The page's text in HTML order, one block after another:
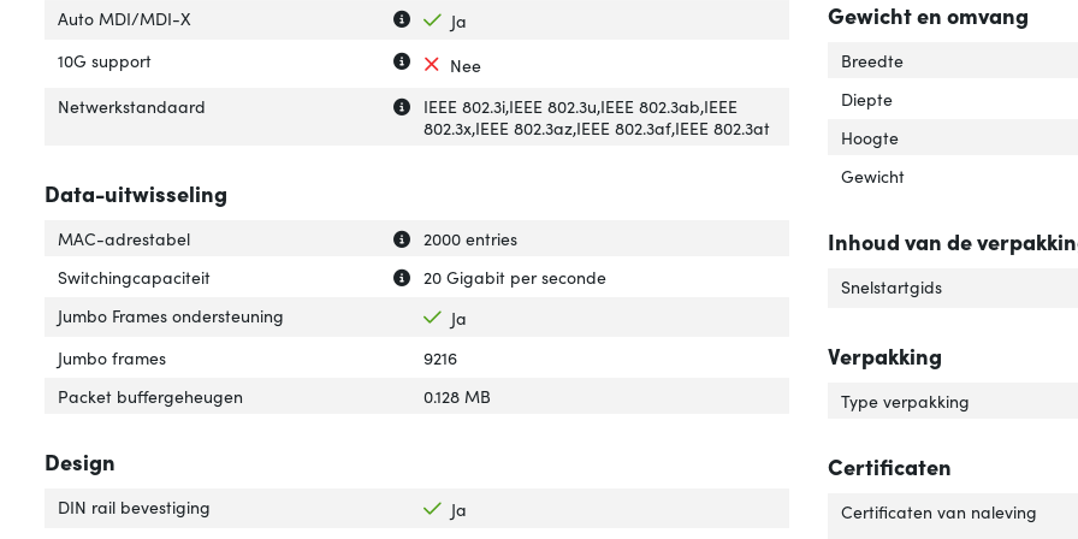
Uitleg over 'Auto MDI/MDI-X'
Verberg uitleg over 'Auto MDI/MDI-X'
Auto MDI/MDI-X
Ja
Uitleg over '10G support'
Verberg uitleg over '10G support'
10G support
Nee
Uitleg over 'Netwerkstandaard'
Verberg uitleg over 'Netwerkstandaard'
Netwerkstandaard
IEEE 802.3i,IEEE 802.3u,IEEE 802.3ab,IEEE
802.3x,IEEE 802.3az,IEEE 802.3af,IEEE 802.3at
Data-uitwisseling
Uitleg over 'MAC-adrestabel'
Verberg uitleg over 'MAC-adrestabel'
MAC-adrestabel
2000 entries
Uitleg over 'Switchingcapaciteit'
Verberg uitleg over 'Switchingcapaciteit'
Switchingcapaciteit
20 Gigabit per seconde
Jumbo Frames ondersteuning
Ja
Jumbo frames
9216
Packet buffergeheugen
0.128 MB
Design
DIN rail bevestiging
Ja
Gewicht en omvang
Breedte
Diepte
Hoogte
Gewicht
Inhoud van de
Snelstartgids
Verpakking
Type verpakking
Certificaten
Certificaten van naleving